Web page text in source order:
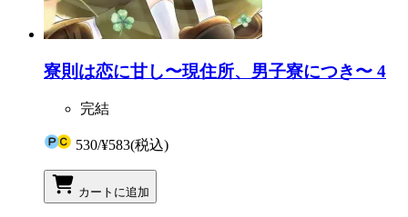
寮則は恋に甘し〜現住所、男子寮につき〜 4
完結
530/¥583(税込)
カートに追加